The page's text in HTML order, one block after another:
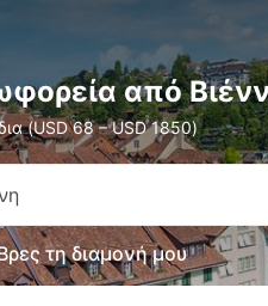
από
(USD 68 – USD 1850)
τη διαμονή μου